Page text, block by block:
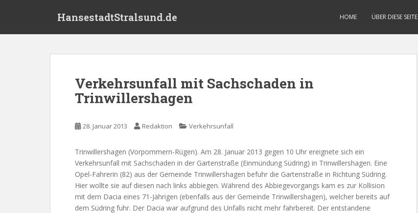
HansestadtStralsund.de HOME ÜBER DIESE SEITE
Verkehrsunfall mit Sachschaden in
Trinwillershagen
28. Januar 2013 Redaktion Verkehrsunfall
Trinwillershagen (Vorpommern-Rügen). Am 28. Januar 2013 gegen 10 Uhr ereignete sich ein
Verkehrsunfall mit Sachschaden in der Gartenstraße (Einmündung Südring) in Trinwillershagen. Eine
Opel-Fahrerin (82) aus der Gemeinde Trinwillershagen befuhr die Gartenstraße in Richtung Südring.
Hier wollte sie auf diesen nach links abbiegen. Während des Abbiegevorgangs kam es zur Kollision
mit dem Dacia eines 71-Jährigen (ebenfalls aus der Gemeinde Trinwillershagen), welcher bereits auf
dem Südring fuhr. Der Dacia war aufgrund des Unfalls nicht mehr fahrbereit. Der entstandene